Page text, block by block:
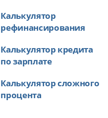
Калькулятор
рефинансирования
Калькулятор кредита
по зарплате
Калькулятор сложного
процента